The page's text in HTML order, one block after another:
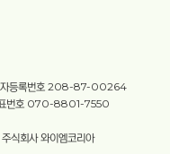
자등록번호 208-87-00264
번호 070-8801-7550
식회사 와이엠코리아